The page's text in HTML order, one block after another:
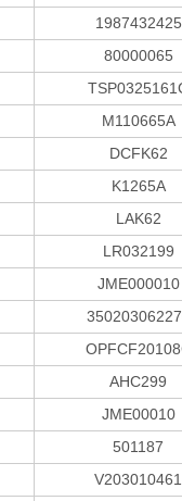
1987432425
80000065
M110665A
DCFK62
K1265A
LAK62
LR032199
JME000010
AHC299
JME00010
501187
V203010461